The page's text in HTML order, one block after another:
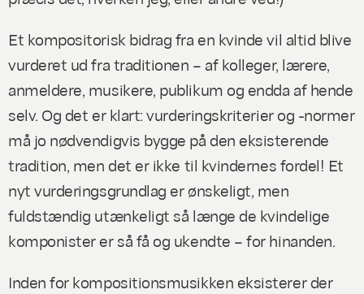
Et kompositorisk bidrag fra en kvinde vil altid blive
vurderet ud fra traditionen – af kolleger, lærere,
anmeldere, musikere, publikum og endda af hende
selv. Og det er klart: vurderingskriterier og -normer
må jo nødvendigvis bygge på den eksisterende
tradition, men det erikke til kvindernes fordel! Et
nyt vurderingsgrundlag er ønskeligt, men
fuldstændig utænkeligt så længe de kvindelige
komponister er så få og ukendte – for hinanden.
Inden for kompositionsmusikken eksisterer der